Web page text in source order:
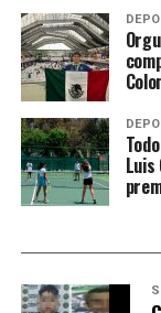
verano, se
características e
desarrollo
ISPA
primera es la
compañías con
impartirá en la
estado de